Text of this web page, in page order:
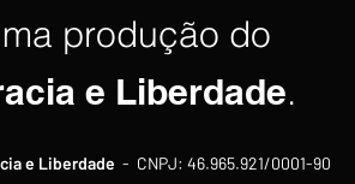
Trump diz que acordo sobre
produção do
e Liberdade.
e Liberdade - CNPJ: 46.965.921/0001-90